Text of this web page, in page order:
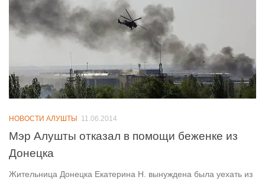
НОВОСТИ АЛУШТЫ 11.06.2014
Мэр Алушты отказал в помощи беженке из
Донецка
Жительница Донецка Екатерина Н. вынуждена была уехать из